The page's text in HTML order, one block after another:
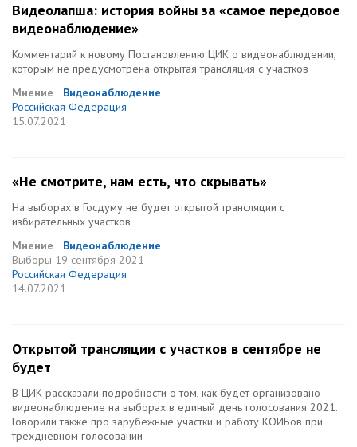
Видеолапша: история войны за «самое передовое
видеонаблюдение»
Комментарий к новому Постановлению ЦИК о видеонаблюдении,
которым не предусмотрена открытая трансляция с участков
Мнение
Видеонаблюдение
Российская Федерация
15.07.2021
«Не смотрите, нам есть, что скрывать»
На выборах в Госдуму не будет открытой трансляции с
избирательных участков
Мнение
Видеонаблюдение
Выборы 19 сентября 2021
Российская Федерация
14.07.2021
Открытой трансляции с участков в сентябре не
будет
В ЦИК рассказали подробности о том, как будет организовано
видеонаблюдение на выборах в единый день голосования 2021.
Говорили также про зарубежные участки и работу КОИБов при
трехдневном голосовании